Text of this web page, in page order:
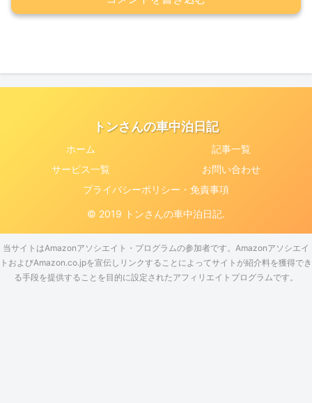
トンさんの車中泊日記
ホーム
記事一覧
サービス一覧
お問い合わせ
プライバシーポリシー・免責事項
© 2019 トンさんの車中泊日記.
当サイトはAmazonアソシエイト・プログラムの参加者です。Amazonアソシエイ
トおよびAmazon.co.jpを宣伝しリンクすることによってサイトが紹介料を獲得でき
る手段を提供することを目的に設定されたアフィリエイトプログラムです。